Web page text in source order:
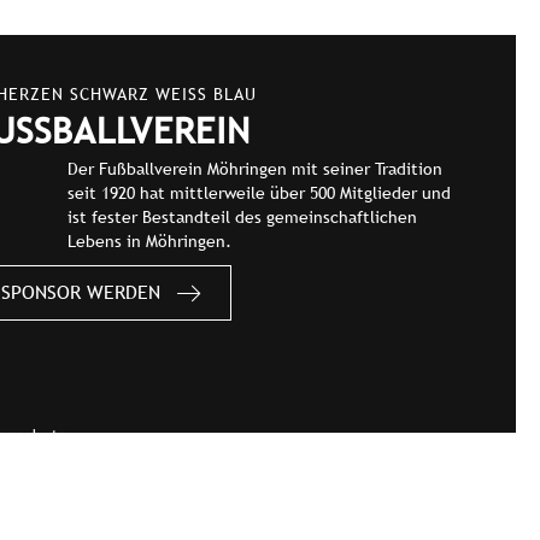
SCHWARZ WEISS BLAU
Der Fußballverein Möhringen mit seiner Tradition
seit 1920 hat mittlerweile über 500 Mitglieder und
ist fester Bestandteil des gemeinschaftlichen
Lebens in Möhringen.
SPONSOR WERDEN